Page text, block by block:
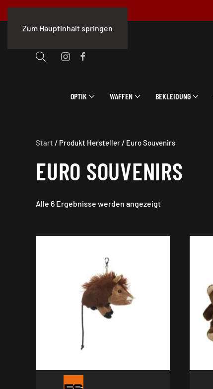
Zum Hauptinhalt springen
OPTIK WAFFEN BEKLEIDUNG
Start / Produkt Hersteller / Euro Souvenirs
EURO SOUVENIRS
Alle 6 Ergebnisse werden angezeigt